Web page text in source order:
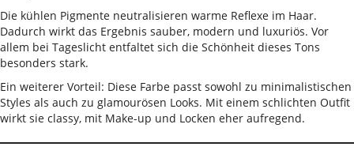
Die kühlen Pigmente neutralisieren warme Reflexe im Haar.
Dadurch wirkt das Ergebnis sauber, modern und luxuriös. Vor
allem bei Tageslicht entfaltet sich die Schönheit dieses Tons
besonders stark.
Ein weiterer Vorteil: Diese Farbe passt sowohl zu minimalistischen
Styles als auch zu glamourösen Looks. Mit einem schlichten Outfit
wirkt sie classy, mit Make-up und Locken eher aufregend.